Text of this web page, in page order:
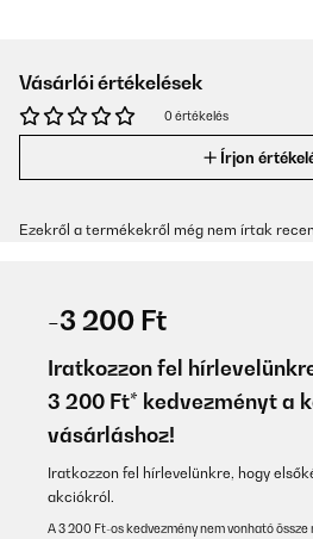
Vásárlói értékelések
0 értékelés
Írjon
Ezekről a termékekről még nem írtak
-3 200 Ft
Iratkozzon fel
3 200 Ft* kedvezményt a
vásárláshoz!
Iratkozzon fel hírlevelünkre, hogy
akciókról.
A 3 200 Ft-os kedvezmény nem vonható